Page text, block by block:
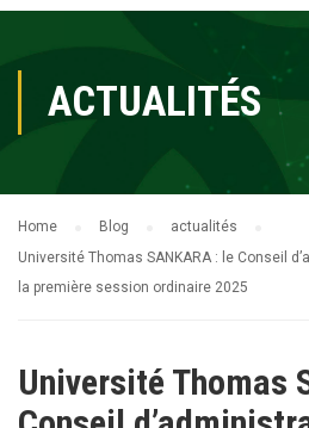
ACTUALITÉS
Home Blog
actualités
Université Thomas SANKARA : le Conseil
la première session ordinaire 2025
Université Thomas